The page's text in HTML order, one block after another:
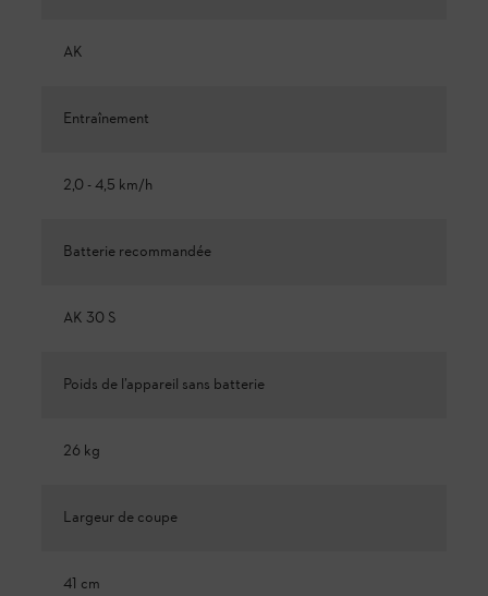
AK
Entraînement
2,0 - 4,5 km/h
Batterie recommandée
AK 30 S
Poids de l’appareil sans batterie
26 kg
Largeur de coupe
41 cm